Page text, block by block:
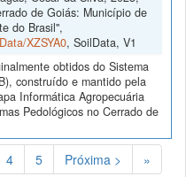
de Goiás: Município de
do Brasil",
XZSYA0, SoilData, V1
obtidos do Sistema
construído e mantido pela
Informática Agropecuária
Pedológicos no Cerrado de
4 5 Próxima > »